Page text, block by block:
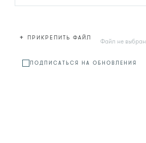
+ ПРИКРЕПИТЬ ФАЙЛ Файл не выбран
ПОДПИСАТЬСЯ НА ОБНОВЛЕНИЯ